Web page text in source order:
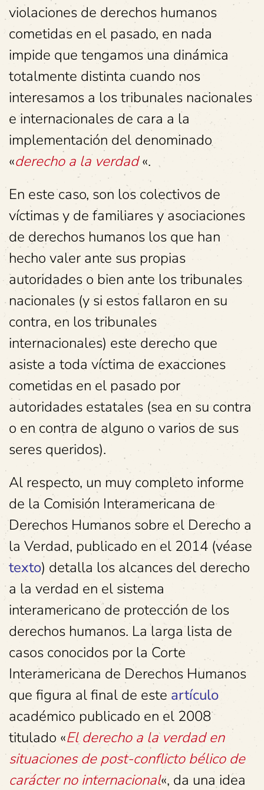
violaciones de derechos humanos
cometidas en el pasado, en nada
impide que tengamos una dinámica
totalmente distinta cuando nos
interesamos a los tribunales nacionales
e internacionales de cara a la
implementación del denominado
«derecho a la verdad«.
En este caso, son los colectivos de
víctimas y de familiares y asociaciones
de derechos humanos los que han
hecho valer ante sus propias
autoridades o bien ante los tribunales
nacionales (y si estos fallaron en su
contra, en los tribunales
internacionales) este derecho que
asiste a toda víctima de exacciones
cometidas en el pasado por
autoridades estatales (sea en su contra
o en contra de alguno o varios de sus
seres queridos).
Al respecto, un muy completo informe
de la Comisión Interamericana de
Derechos Humanos sobre el Derecho a
la Verdad, publicado en el 2014 (véase
texto) detalla los alcances del derecho
a la verdad en el sistema
interamericano de protección de los
derechos humanos. La larga lista de
casos conocidos por la Corte
Interamericana de Derechos Humanos
que figura al final de este artículo
académico publicado en el 2008
titulado «El derecho a la verdad en
situaciones de post-conflicto bélico de
carácter no internacional«, da una idea